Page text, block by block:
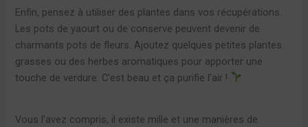
Enfin, pensez à utiliser des plantes dans vos récupérations.
Les pots de yaourt ou de conserve peuvent devenir de
charmants pots de fleurs. Ajoutez quelques petites plantes
grasses ou des herbes aromatiques pour apporter une
touche de verdure. C’est beau et ça purifie l’air !
Vous l’avez compris, il existe mille et une manières de